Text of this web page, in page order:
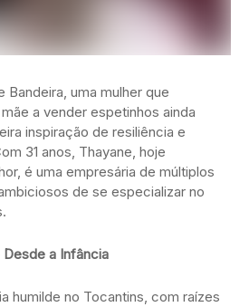
Bandeira, uma mulher que
a vender espetinhos ainda
inspiração de resiliência e
31 anos, Thayane, hoje
é uma empresária de múltiplos
de se especializar no
a Infância
humilde no Tocantins, com raízes